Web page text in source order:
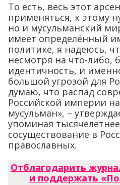
То есть, весь этот
применяться, к этому
но и мусульманский
имеет определённый
политике, я надеюсь,
несмотря на что-либо,
идентичность, и
большой угрозой для
думаю, что распад
Российской империи
мусульман», –
упоминая
сосуществование в
православных.
Отблагодарить
и поддержать